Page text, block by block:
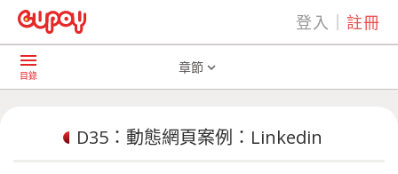
登入 ｜註冊
AI共學社群play_arrow
menu
目錄
章節 expand_more
D35：動態網頁案例：Linkedin